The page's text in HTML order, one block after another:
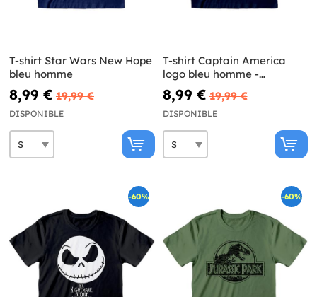
T-shirt Star Wars New Hope
bleu homme
8,99 € 19,99 €
DISPONIBLE
T-shirt Captain America
logo bleu homme -
Avengers
8,99 € 19,99 €
DISPONIBLE
-60% -60%